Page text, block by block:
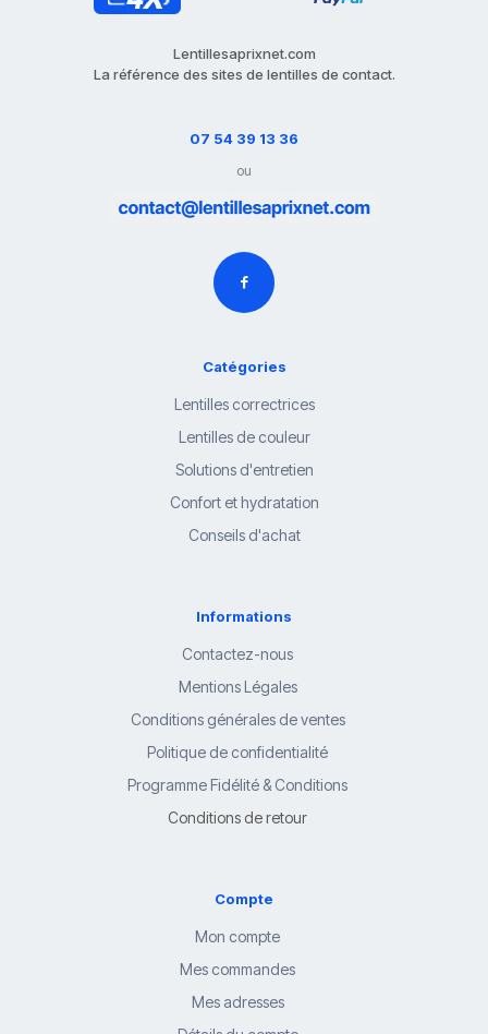
Lentillesaprixnet.com
La référence des sites de lentilles de contact.
07 54 39 13 36
ou
Catégories
Lentilles correctrices
Lentilles de couleur
Solutions d'entretien
Confort et hydratation
Conseils d'achat
Informations
Contactez-nous
Mentions Légales
Conditions générales de ventes
Politique de confidentialité
Programme Fidélité & Conditions
Conditions de retour
Compte
Mon compte
Mes commandes
Mes adresses